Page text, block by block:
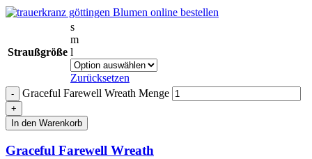
Straußgröße
s
m
l
Zurücksetzen
Graceful Farewell Wreath Menge
In den Warenkorb
Graceful Farewell Wreath